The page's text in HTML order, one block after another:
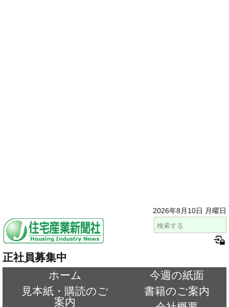
2026年8月10日 月曜日
正社員募集中
ホーム
今週の紙面
見本紙・購読のご
案内
書籍のご案内